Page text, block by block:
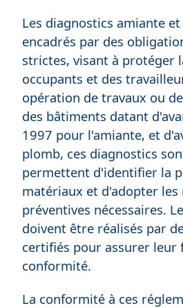
Les diagnostics amiante
encadrés par des
strictes, visant à protéger
occupants et des
opération de travaux ou
des bâtiments datant
1997 pour l'amiante, et
plomb, ces diagnostics
permettent d'identifier la
matériaux et d'adopter les
préventives nécessaires.
doivent être réalisés par
certifiés pour assurer leur
conformité.
La conformité à ces